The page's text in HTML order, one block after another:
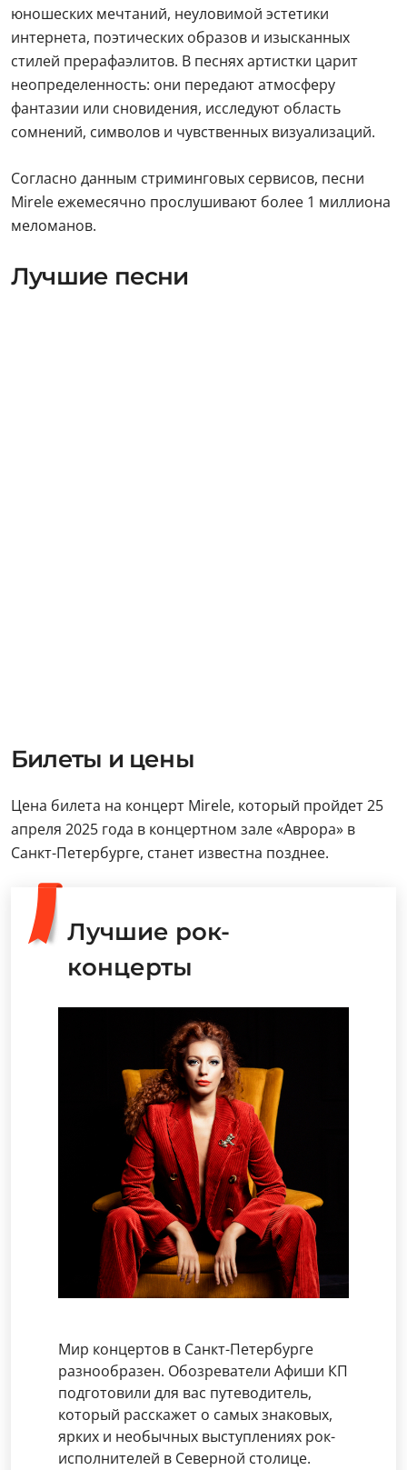
юношеских мечтаний, неуловимой эстетики
интернета, поэтических образов и изысканных
стилей прерафаэлитов. В песнях артистки царит
неопределенность: они передают атмосферу
фантазии или сновидения, исследуют область
сомнений, символов и чувственных визуализаций.
Согласно данным стриминговых сервисов, песни
Mirele ежемесячно прослушивают более 1 миллиона
меломанов.
Лучшие песни
Билеты и цены
Цена билета на концерт Mirele, который пройдет 25
апреля 2025 года в концертном зале «Аврора» в
Санкт-Петербурге, станет известна позднее.
Лучшие рок-
концерты
Мир концертов в Санкт-Петербурге
разнообразен. Обозреватели Афиши КП
подготовили для вас путеводитель,
который расскажет о самых знаковых,
ярких и необычных выступлениях рок-
исполнителей в Северной столице.